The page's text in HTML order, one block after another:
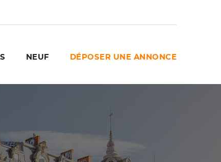
NEUF DÉPOSER UNE ANNONCE